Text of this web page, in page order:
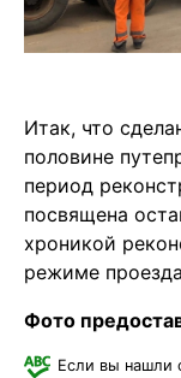
Итак, что
половине
период
посвящена
хроникой
режиме
Фото
Если вы нашли